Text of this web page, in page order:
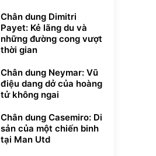
Chân dung Dimitri
Payet: Kẻ lãng du và
những đường cong vượt
thời gian
Chân dung Neymar: Vũ
điệu dang dở của hoàng
tử không ngai
Chân dung Casemiro: Di
sản của một chiến binh
tại Man Utd